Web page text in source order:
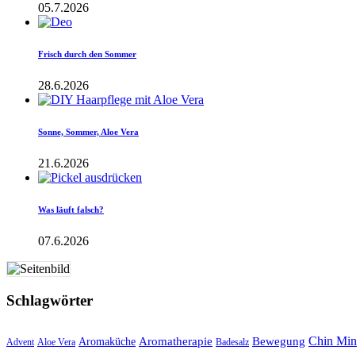
05.7.2026
Frisch durch den Sommer
28.6.2026
Sonne, Sommer, Aloe Vera
21.6.2026
Was läuft falsch?
07.6.2026
Schlagwörter
Advent Aloe Vera Aromaküche Aromatherapie Badesalz Bewegung Chin Min